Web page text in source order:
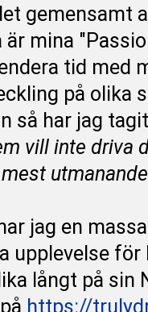
gemensamt
är mina
tid med
på olika
så har jag
vill inte driva
jag en
upplevelse för
långt på sin
https://